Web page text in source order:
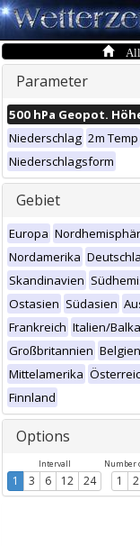
Parameter
500 hPa Geopot.
Niederschlag 2m Temp
Niederschlagsform
Gebiet
Europa
Nordamerika
Skandinavien
Ostasien Südasien
Frankreich Italien/
Großbritannien Belgien
Mittelamerika
Finnland
Options
Intervall
1 3 6 12 24
Number
1 2